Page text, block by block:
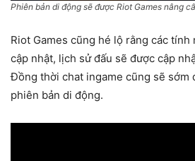
Phiên bản di động sẽ được Riot Games nâng
Riot Games cũng hé lộ rằng các
cập nhật, lịch sử đấu sẽ được cập
Đồng thời chat ingame cũng sẽ sớm
phiên bản di động.